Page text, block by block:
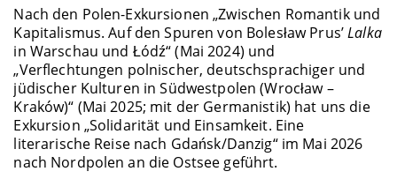
Nach den Polen-Exkursionen „Zwischen Romantik und
Kapitalismus. Auf den Spuren von Bolesław Prus’Lalka
in Warschau und Łódź“ (Mai 2024) und
„Verflechtungen polnischer, deutschsprachiger und
jüdischer Kulturen in Südwestpolen (Wrocław –
Kraków)“ (Mai 2025; mit der Germanistik) hat uns die
Exkursion „Solidarität und Einsamkeit. Eine
literarische Reise nach Gdańsk/Danzig“ im Mai 2026
nach Nordpolen an die Ostsee geführt.